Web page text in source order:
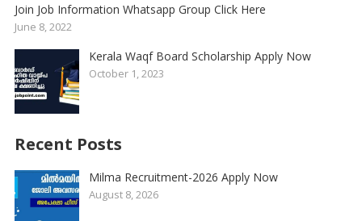
Join Job Information Whatsapp Group Click Here
June 8, 2022
Kerala Waqf Board Scholarship Apply Now
October 1, 2023
Recent Posts
Milma Recruitment-2026 Apply Now
August 8, 2026